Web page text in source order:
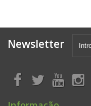
Newsletter